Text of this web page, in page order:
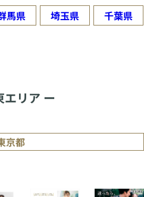
馬県 埼玉県
千葉県
エリア ー
京都